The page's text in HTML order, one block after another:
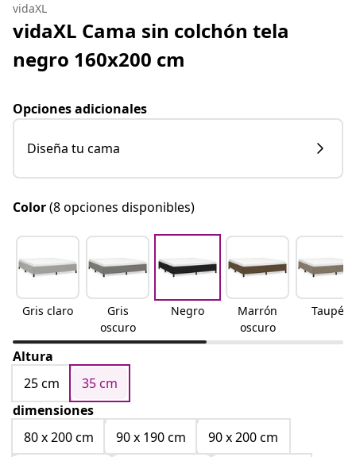
vidaXL
vidaXL Cama sin colchón tela
negro 160x200 cm
Opciones adicionales
Diseña tu cama
Color(8 opciones disponibles)
Gris claro
Gris
oscuro
Negro
Marrón
oscuro
Taupé
Altura
25 cm
35 cm
dimensiones
80 x 200 cm
90 x 190 cm
90 x 200 cm